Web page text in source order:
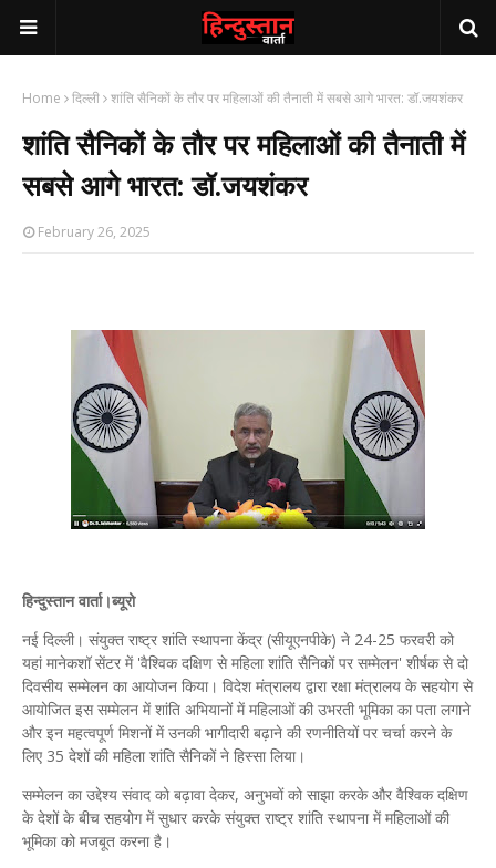
Home दिल्ली शांति सैनिकों के तौर पर महिलाओं की तैनाती में सबसे आगे भारत: डॉ.जयशंकर
शांति सैनिकों के तौर पर महिलाओं की तैनाती में
सबसे आगे भारत: डॉ.जयशंकर
February 26, 2025
हिन्दुस्तान वार्ता।ब्यूरो
नई दिल्ली। संयुक्त राष्ट्र शांति स्थापना केंद्र (सीयूएनपीके) ने 24-25 फरवरी को
यहां मानेकशॉ सेंटर में 'वैश्विक दक्षिण से महिला शांति सैनिकों पर सम्मेलन' शीर्षक से दो
दिवसीय सम्मेलन का आयोजन किया। विदेश मंत्रालय द्वारा रक्षा मंत्रालय के सहयोग से
आयोजित इस सम्मेलन में शांति अभियानों में महिलाओं की उभरती भूमिका का पता लगाने
और इन महत्वपूर्ण मिशनों में उनकी भागीदारी बढ़ाने की रणनीतियों पर चर्चा करने के
लिए 35 देशों की महिला शांति सैनिकों ने हिस्सा लिया।
सम्मेलन का उद्देश्य संवाद को बढ़ावा देकर, अनुभवों को साझा करके और वैश्विक दक्षिण
के देशों के बीच सहयोग में सुधार करके संयुक्त राष्ट्र शांति स्थापना में महिलाओं की
भूमिका को मजबूत करना है।